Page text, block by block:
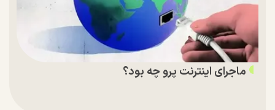
ماجرای اینترنت پرو چه بود؟